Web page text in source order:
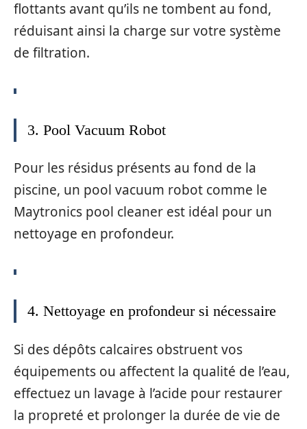
flottants avant qu’ils ne tombent au fond,
réduisant ainsi la charge sur votre système
de filtration.
3. Pool Vacuum Robot
Pour les résidus présents au fond de la
piscine, un pool vacuum robot comme le
Maytronics pool cleaner est idéal pour un
nettoyage en profondeur.
4. Nettoyage en profondeur si nécessaire
Si des dépôts calcaires obstruent vos
équipements ou affectent la qualité de l’eau,
effectuez un lavage à l’acide pour restaurer
la propreté et prolonger la durée de vie de